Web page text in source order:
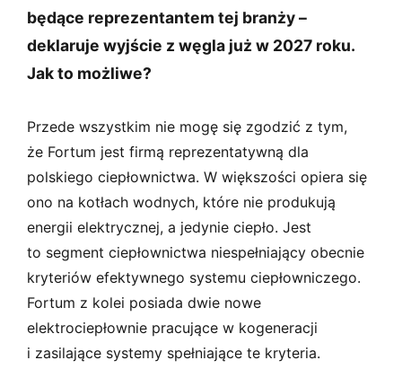
będące reprezentantem tej branży –
deklaruje wyjście z węgla już w 2027 roku.
Jak to możliwe?
Przede wszystkim nie mogę się zgodzić z tym,
że Fortum jest firmą reprezentatywną dla
polskiego ciepłownictwa. W większości opiera się
ono na kotłach wodnych, które nie produkują
energii elektrycznej, a jedynie ciepło. Jest
to segment ciepłownictwa niespełniający obecnie
kryteriów efektywnego systemu ciepłowniczego.
Fortum z kolei posiada dwie nowe
elektrociepłownie pracujące w kogeneracji
i zasilające systemy spełniające te kryteria.